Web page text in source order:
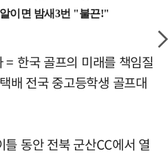
한국 골프의 미래를 책임질
배 전국 중고등학생 골프대
동안 전북 군산CC에서 열